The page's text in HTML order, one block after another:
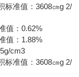
标准值： 3608㎝g 2/
值： 0.62%
值： 1.88%
cm3
标准值： 3608㎝g 2/